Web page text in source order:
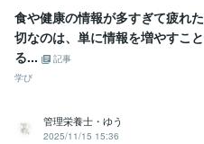
食や健康の情報が多すぎて疲れ
切なのは、単に情報を増やすこ
る...
記事
学び
管理栄養士・ゆう
2025/11/15 15:36